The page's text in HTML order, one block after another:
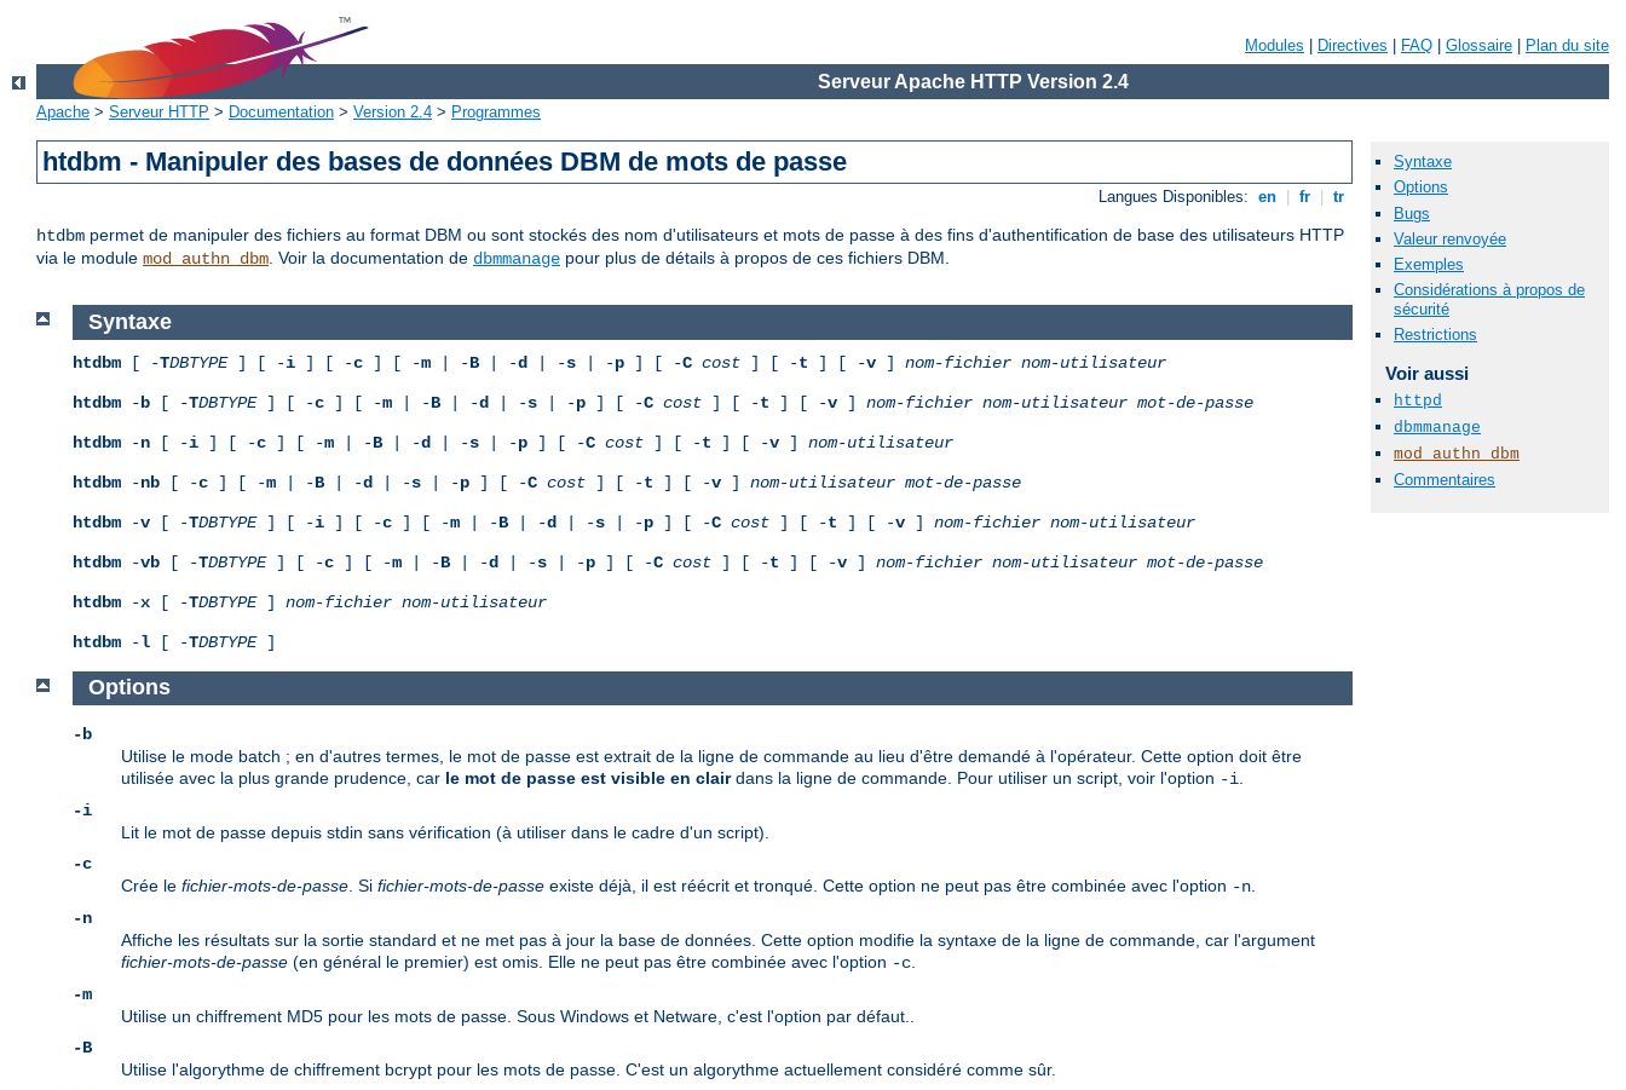
Modules Directives FAQ Glossaire Plan du site
Serveur Apache HTTP Version 2.4
Apache > Serveur HTTP > Documentation > Version 2.4 > Programmes
htdbm - Manipuler des bases de données DBM de mots de passe
Langues Disponibles: en fr tr
htdbm permet de manipuler des fichiers au format DBM ou sont stockés des nom d'utilisateurs et mots de passe à des fins d'authentification de base des utilisateurs HTTP
via le module mod_authn_dbm. Voir la documentation de dbmmanage pour plus de détails à propos de ces fichiers DBM.
Syntaxe
Options
Bugs
Valeur renvoyée
Exemples
Considérations à propos de
sécurité
Restrictions
Voir aussi
httpd
dbmmanage
mod_authn_dbm
Commentaires
Syntaxe
htdbm [ -TDBTYPE] [ -i ] [ -c ] [ -m | -B | -d | -s | -p ] [ -C cost ] [ -t ] [ -v ] nom-fichier nom-utilisateur
htdbm -b [ -TDBTYPE] [ -c ] [ -m | -B | -d | -s | -p ] [ -C cost ] [ -t ] [ -v ] nom-fichier nom-utilisateur mot-de-passe
htdbm -n [ -i ] [ -c ] [ -m | -B | -d | -s | -p ] [ -C cost ] [ -t ] [ -v ] nom-utilisateur
htdbm -nb [ -c ] [ -m | -B | -d | -s | -p ] [ -C cost ] [ -t ] [ -v ] nom-utilisateur mot-de-passe
htdbm -v [ -TDBTYPE] [ -i ] [ -c ] [ -m | -B | -d | -s | -p ] [ -C cost ] [ -t ] [ -v ] nom-fichier nom-utilisateur
htdbm -vb [ -TDBTYPE] [ -c ] [ -m | -B | -d | -s | -p ] [ -C cost ] [ -t ] [ -v ] nom-fichier nom-utilisateur mot-de-passe
htdbm -x [ -TDBTYPE] nom-fichier nom-utilisateur
htdbm -l [ -TDBTYPE]
Options
-b
Utilise le mode batch ; en d'autres termes, le mot de passe est extrait de la ligne de commande au lieu d'être demandé à l'opérateur. Cette option doit être
utilisée avec la plus grande prudence, car le mot de passe est visible en clairdans la ligne de commande. Pour utiliser un script, voir l'option -i
-i
Lit le mot de passe depuis stdin sans vérification (à utiliser dans le cadre d'un script).
-c
Crée le fichier-mots-de-passe . Si fichier-mots-de-passe existe déjà, il est réécrit et tronqué. Cette option ne peut pas être combinée avec l'option -n
-n
Affiche les résultats sur la sortie standard et ne met pas à jour la base de données. Cette option modifie la syntaxe de la ligne de commande, car l'argument
fichier-mots-de-passe (en général le premier) est omis. Elle ne peut pas être combinée avec l'option -c
-m
Utilise un chiffrement MD5 pour les mots de passe. Sous Windows et Netware, c'est l'option par défaut..
-B
Utilise l'algorythme de chiffrement bcrypt pour les mots de passe. C'est un algorythme actuellement considéré comme sûr.